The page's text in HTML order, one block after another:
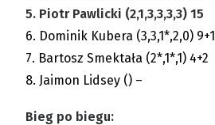
5. Piotr Pawlicki (2,1,3,3,3,3) 15
6. Dominik Kubera (3,3,1*,2,0) 9+1
7. Bartosz Smektała (2*,1*,1) 4+2
8. Jaimon Lidsey () –
Bieg po biegu: